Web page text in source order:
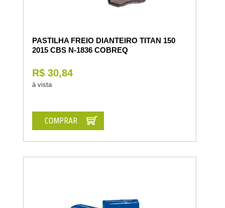
PASTILHA FREIO DIANTEIRO TITAN 150
2015 CBS N-1836 COBREQ
R$ 30,84
à vista
COMPRAR